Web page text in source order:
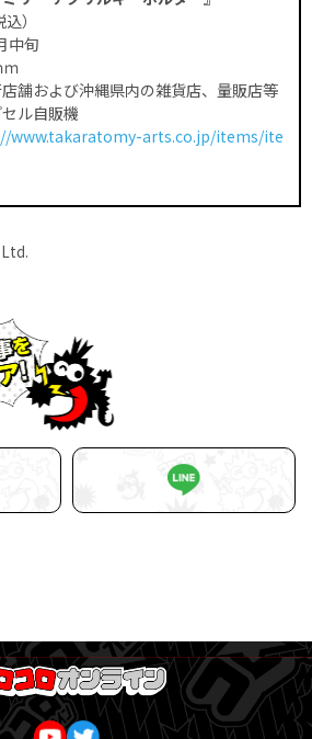
）
中旬
ｍ
店舗および沖縄県内の雑貨店、量販店等
ル自販機
www.takaratomy-arts.co.jp/items/ite